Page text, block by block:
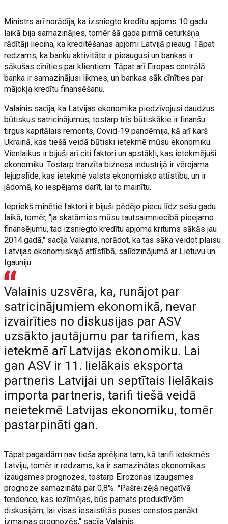
Ministrs arī norādīja, ka izsniegto kredītu apjoms 10 gadu
laikā bija samazinājies, tomēr šā gada pirmā ceturkšņa
rādītāji liecina, ka kreditēšanas apjomi Latvijā pieaug. Tāpat
redzams, ka banku aktivitāte ir pieaugusi un bankas ir
sākušas cīnīties par klientiem. Tāpat arī Eiropas centrālā
banka ir samazinājusi likmes, un bankas sāk cīnīties par
mājokļa kredītu finansēšanu.
Valainis sacīja, ka Latvijas ekonomika piedzīvojusi daudzus
būtiskus satricinājumus, tostarp trīs būtiskākie ir finanšu
tirgus kapitālais remonts, Covid-19 pandēmija, kā arī karš
Ukrainā, kas tiešā veidā būtiski ietekmē mūsu ekonomiku.
Vienlaikus ir bijuši arī citi faktori un apstākļi, kas ietekmējuši
ekonomiku. Tostarp tranzīta biznesa industrijā ir vērojama
lejupslīde, kas ietekmē valsts ekonomisko attīstību, un ir
jādomā, ko iespējams darīt, lai to mainītu.
Iepriekš minētie faktori ir bijuši pēdējo piecu līdz sešu gadu
laikā, tomēr, "ja skatāmies mūsu tautsaimniecībā pieejamo
finansējumu, tad izsniegto kredītu apjoma kritums sākās jau
2014.gadā," sacīja Valainis, norādot, ka tas sāka veidot plaisu
Latvijas ekonomiskajā attīstībā, salīdzinājumā ar Lietuvu un
Igauniju.
Valainis uzsvēra, ka, runājot par
satricinājumiem ekonomikā, nevar
izvairīties no diskusijas par ASV
uzsākto jautājumu par tarifiem, kas
ietekmē arī Latvijas ekonomiku. Lai
gan ASV ir 11. lielākais eksporta
partneris Latvijai un septītais lielākais
importa partneris, tarifi tiešā veidā
neietekmē Latvijas ekonomiku, tomēr
pastarpināti gan.
Tāpat pagaidām nav tieša aprēķina tam, kā tarifi ietekmēs
Latviju, tomēr ir redzams, ka ir samazinātas ekonomikas
izaugsmes prognozes, tostarp Eirozonas izaugsmes
prognoze samazināta par 0,8%. "Pašreizējā negatīvā
tendence, kas iezīmējas, būs pamats produktīvām
diskusijām, lai visas iesaistītās puses censtos panākt
izmaiņas prognozēs," sacīja Valainis.